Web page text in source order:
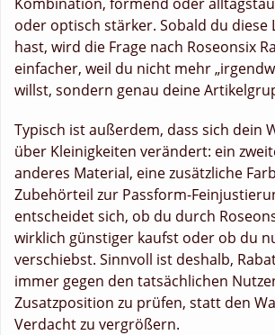
oder optisch stärker. Sobald du diese
hast, wird die Frage nach Roseonsix
einfacher, weil du nicht mehr
willst, sondern genau deine
Typisch ist außerdem, dass sich dein
über Kleinigkeiten verändert: ein
anderes Material, eine zusätzliche
Zubehörteil zur Passform-
entscheidet sich, ob du durch
wirklich günstiger kaufst oder ob du
verschiebst. Sinnvoll ist deshalb,
immer gegen den tatsächlichen
Zusatzposition zu prüfen, statt den
Verdacht zu vergrößern.